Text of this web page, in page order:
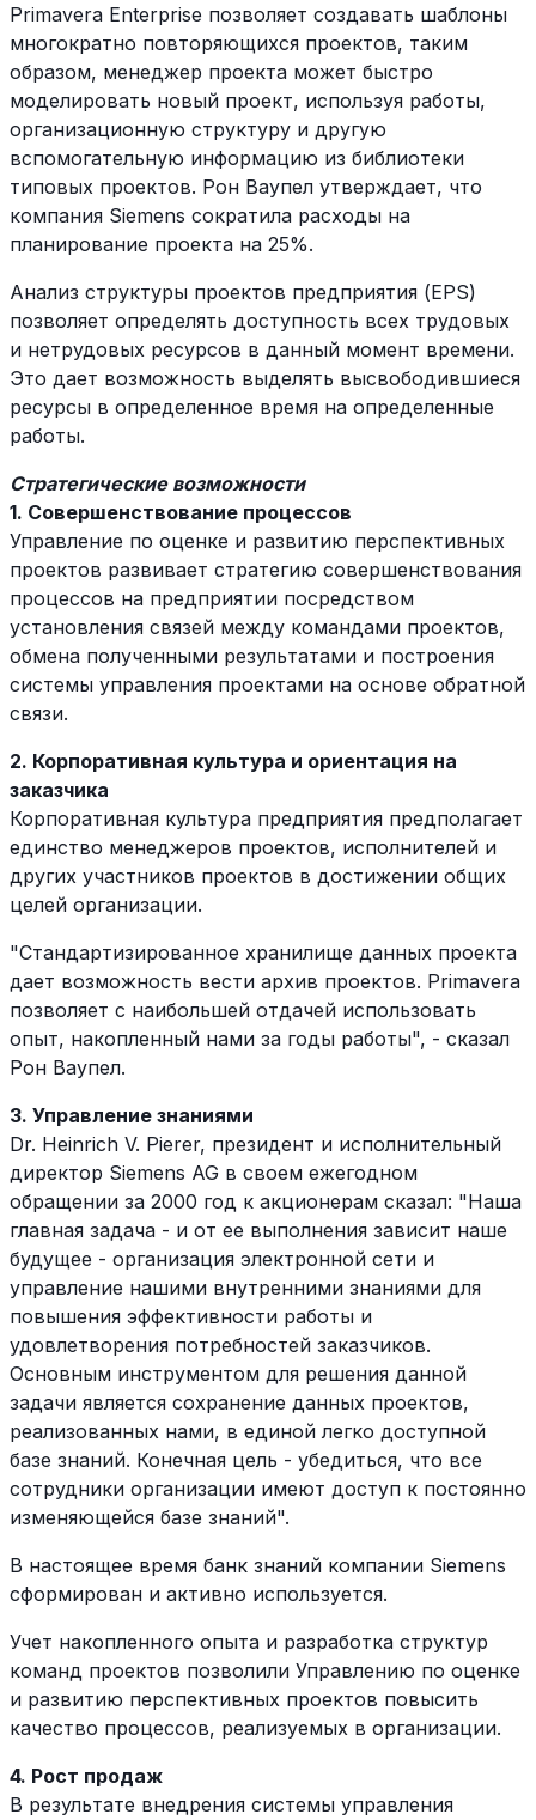
Primavera Enterprise позволяет создавать шаблоны
многократно повторяющихся проектов, таким
образом, менеджер проекта может быстро
моделировать новый проект, используя работы,
организационную структуру и другую
вспомогательную информацию из библиотеки
типовых проектов. Рон Ваупел утверждает, что
компания Siemens сократила расходы на
планирование проекта на 25%.
Анализ структуры проектов предприятия (EPS)
позволяет определять доступность всех трудовых
и нетрудовых ресурсов в данный момент времени.
Это дает возможность выделять высвободившиеся
ресурсы в определенное время на определенные
работы.
Стратегические возможности
1. Совершенствование процессов
Управление по оценке и развитию перспективных
проектов развивает стратегию совершенствования
процессов на предприятии посредством
установления связей между командами проектов,
обмена полученными результатами и построения
системы управления проектами на основе обратной
связи.
2. Корпоративная культура и ориентация на
заказчика
Корпоративная культура предприятия предполагает
единство менеджеров проектов, исполнителей и
других участников проектов в достижении общих
целей организации.
"Стандартизированное хранилище данных проекта
дает возможность вести архив проектов. Primavera
позволяет с наибольшей отдачей использовать
опыт, накопленный нами за годы работы", - сказал
Рон Ваупел.
3. Управление знаниями
Dr. Heinrich V. Pierer, президент и исполнительный
директор Siemens AG в своем ежегодном
обращении за 2000 год к акционерам сказал: "Наша
главная задача - и от ее выполнения зависит наше
будущее - организация электронной сети и
управление нашими внутренними знаниями для
повышения эффективности работы и
удовлетворения потребностей заказчиков.
Основным инструментом для решения данной
задачи является сохранение данных проектов,
реализованных нами, в единой легко доступной
базе знаний. Конечная цель - убедиться, что все
сотрудники организации имеют доступ к постоянно
изменяющейся базе знаний".
В настоящее время банк знаний компании Siemens
сформирован и активно используется.
Учет накопленного опыта и разработка структур
команд проектов позволили Управлению по оценке
и развитию перспективных проектов повысить
качество процессов, реализуемых в организации.
4. Рост продаж
В результате внедрения системы управления